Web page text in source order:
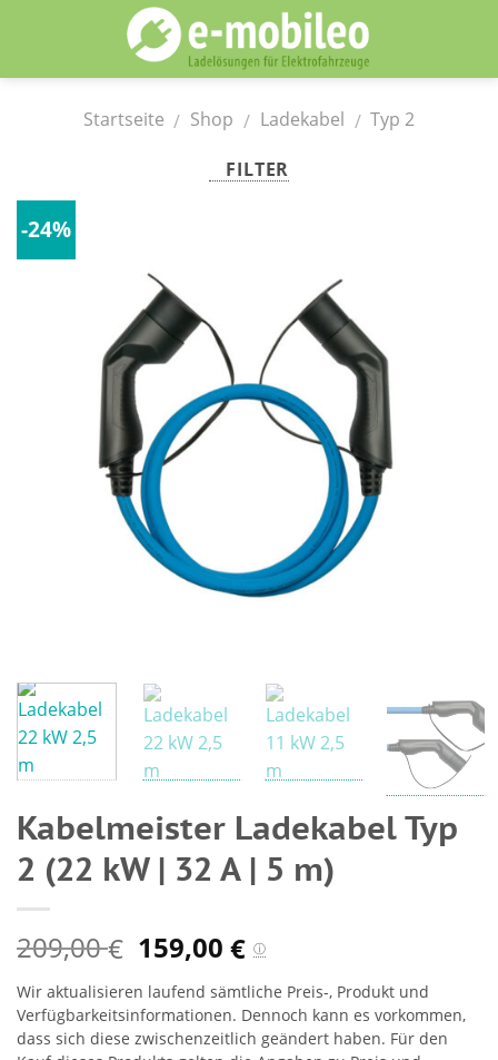
Startseite / Shop / Ladekabel / Typ 2
FILTER
-24%
Kabelmeister Ladekabel Typ
2 (22 kW | 32 A | 5 m)
209,00€ 159,00€ ⓘ
Wir aktualisieren laufend sämtliche Preis-, Produkt und
Verfügbarkeitsinformationen. Dennoch kann es vorkommen,
dass sich diese zwischenzeitlich geändert haben. Für den